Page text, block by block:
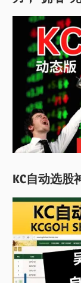
KC自动选股